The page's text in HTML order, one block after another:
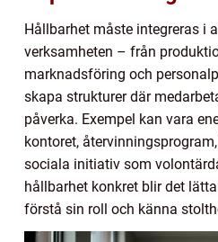
Hållbarhet måste integreras i
verksamheten – från
marknadsföring och
skapa strukturer där
påverka. Exempel kan vara
kontoret,
sociala initiativ som
hållbarhet konkret blir det
förstå sin roll och känna